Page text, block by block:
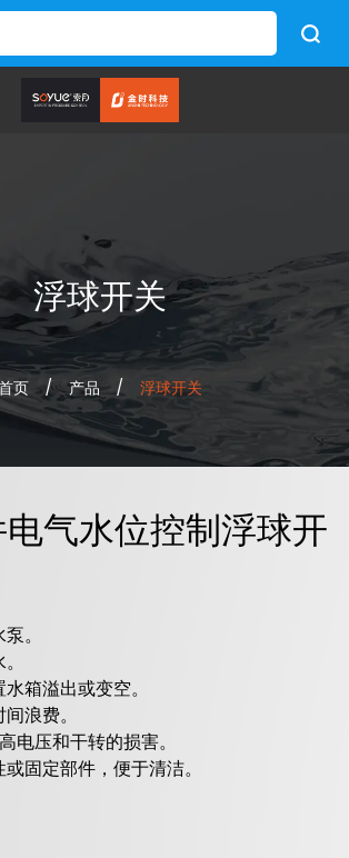
浮球开关
页 / 产品 / 浮球开关
气水位控制浮球开
。
箱溢出或变空。
浪费。
压和干转的损害。
固定部件，便于清洁。